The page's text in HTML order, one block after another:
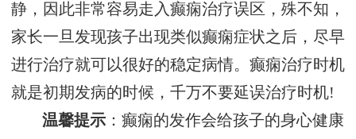
静，因此非常容易走入癫痫治疗误区，殊不知，
家长一旦发现孩子出现类似癫痫症状之后，尽早
进行治疗就可以很好的稳定病情。癫痫治疗时机
就是初期发病的时候，千万不要延误治疗时机!
温馨提示 ：癫痫的发作会给孩子的身心健康